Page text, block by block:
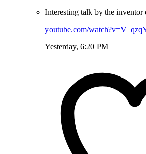
Interesting talk by the inventor
youtube.com/
Yesterday, 6:20 PM